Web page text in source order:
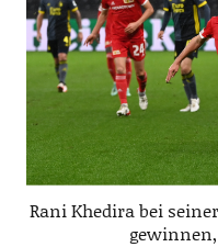
Rani Khedira bei